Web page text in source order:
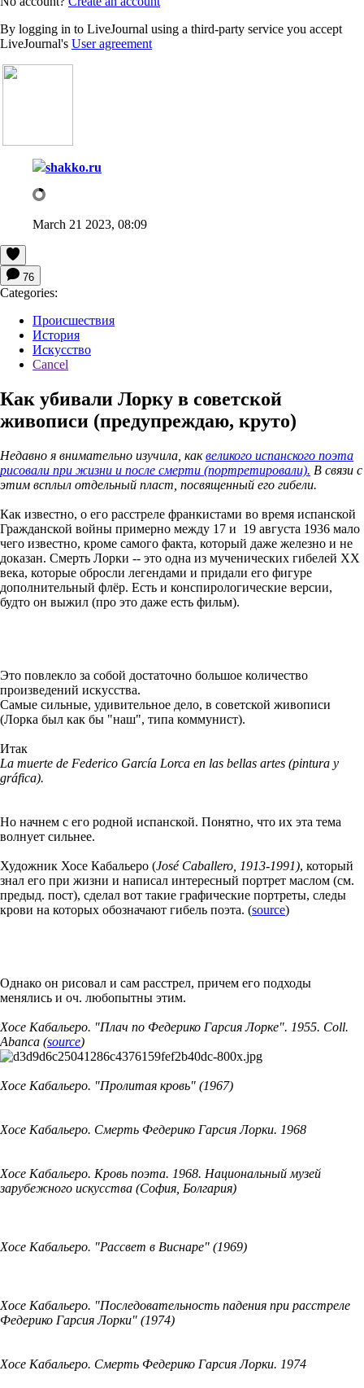
By logging in to LiveJournal using a third-party service you accept
LiveJournal's User agreement
shakko.ru
March 21 2023, 08:09
76
Categories:
Происшествия
История
Искусство
Cancel
Как убивали Лорку в советской
живописи (предупреждаю, круто)
Недавно я внимательно изучила, каквеликого испанского поэта
рисовали при жизни и после смерти (портретировали). В связи с
этим всплыл отдельный пласт, посвященный его гибели.
Как известно, о его расстреле франкистами во время испанской
Гражданской войны примерно между 17 и 19 августа 1936 мало
чего известно, кроме самого факта, который даже железно и не
доказан. Смерть Лорки -- это одна из мученических гибелей ХХ
века, которые обросли легендами и придали его фигуре
дополнительный флёр. Есть и конспирологические версии,
будто он выжил (про это даже есть фильм).
Это повлекло за собой достаточно большое количество
произведений искусства.
Самые сильные, удивительное дело, в советской живописи
(Лорка был как бы "наш", типа коммунист).
Итак
La muerte de Federico García Lorca en las bellas artes (pintura y
gráfica).
Но начнем с его родной испанской. Понятно, что их эта тема
волнует сильнее.
Художник Хосе Кабальеро (José Caballero, 1913-1991), который
знал его при жизни и написал интересный портрет маслом (см.
предыд. пост), сделал вот такие графические портреты, следы
крови на которых обозначают гибель поэта. (source)
Однако он рисовал и сам расстрел, причем его подходы
менялись и оч. любопытны этим.
Хосе Кабальеро. "Плач по Федерико Гарсия Лорке". 1955. Coll.
Abanca (source)
Хосе Кабальеро. "Пролитая кровь" (1967)
Хосе Кабальеро. Смерть Федерико Гарсия Лорки. 1968
Хосе Кабальеро. Кровь поэта. 1968. Национальный музей
зарубежного искусства (София, Болгария)
Хосе Кабальеро. "Рассвет в Виснаре" (1969)
Хосе Кабальеро. "Последовательность падения при расстреле
Федерико Гарсия Лорки" (1974)
Хосе Кабальеро. Смерть Федерико Гарсия Лорки. 1974